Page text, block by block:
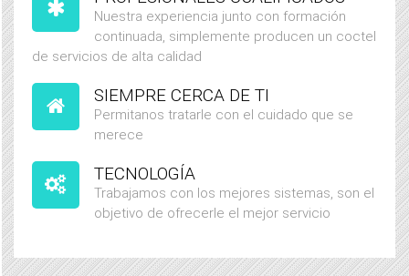
Nuestra experiencia junto con formación
continuada, simplemente producen un coctel
de servicios de alta calidad
SIEMPRE CERCA DE TI
Permitanos tratarle con el cuidado que se
merece
TECNOLOGÍA
Trabajamos con los mejores sistemas, son el
objetivo de ofrecerle el mejor servicio